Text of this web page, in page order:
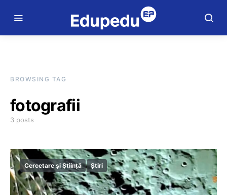
BROWSING TAG
fotografii
3 posts
Cercetare și Știință Știri